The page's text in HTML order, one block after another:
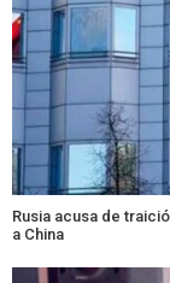
Rusia acusa de
a China